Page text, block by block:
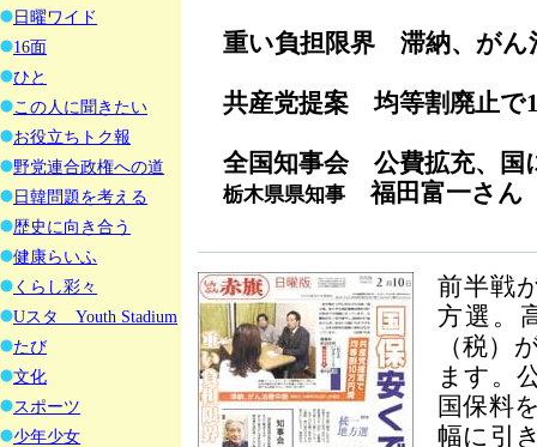
日曜ワイド
16面
ひと
この人に聞きたい
お役立ちトク報
野党連合政権への道
日韓問題を考える
歴史に向き合う
健康らいふ
くらし彩々
Uスタ Youth Stadium
たび
文化
スポーツ
少年少女
重い負担限界 滞納、がん
共産党提案 均等割廃止で
全国知事会 公費拡充、国
栃木県県知事 福田富一さん
前半戦
方選。
（税）
ます。
国保料
幅に引